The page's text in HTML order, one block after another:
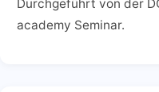
Durchgeführt von der
academy Seminar.